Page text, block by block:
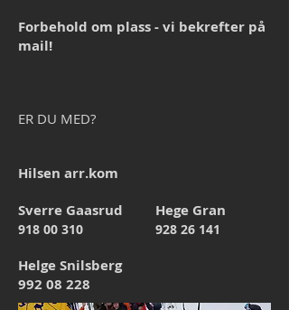
Forbehold om plass - vi bekrefter på
mail!
ER DU MED?
Hilsen arr.kom
Sverre Gaasrud Hege Gran
918 00 310 928 26 141
Helge Snilsberg
992 08 228